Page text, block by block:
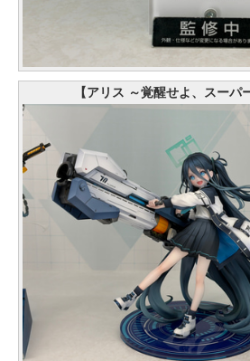
【アリス ～覚醒せよ、スーパ